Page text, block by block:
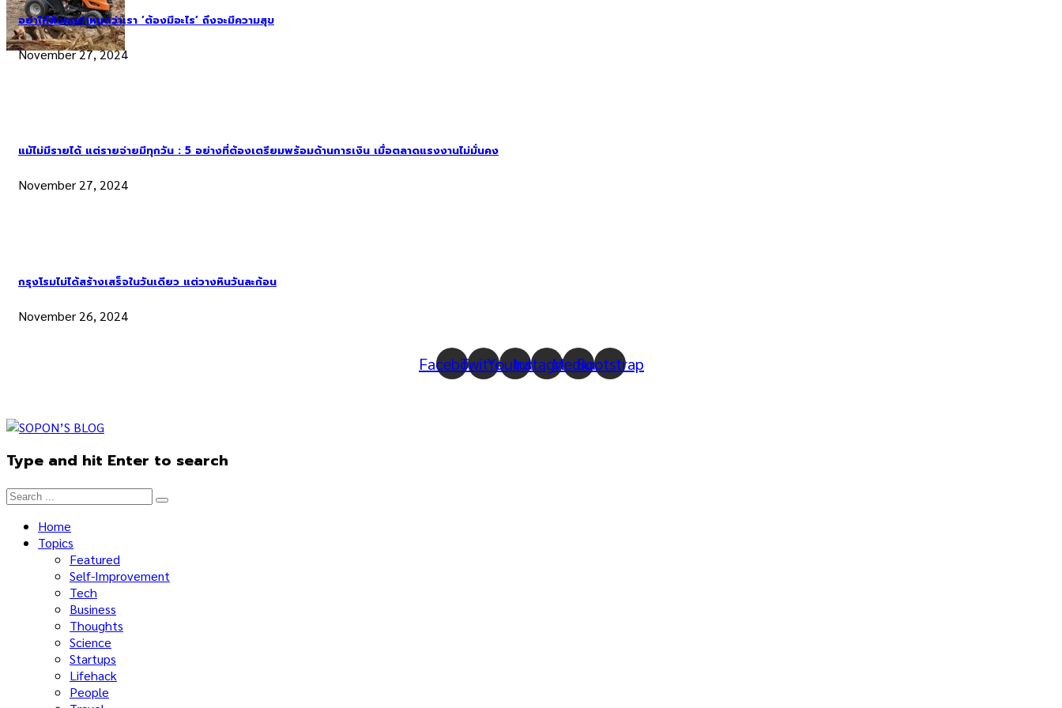
อย่าให้สังคมกำหนดว่าเรา ‘ต้องมีอะไร’ ถึงจะมีความสุข
November 27, 2024
แม้ไม่มีรายได้ แต่รายจ่ายมีทุกวัน : 5 อย่างที่ต้องเตรียมพร้อมด้านการเงิน เมื่อตลาดแรงงานไม่มั่นคง
November 27, 2024
กรุงโรมไม่ได้สร้างเสร็จในวันเดียว แต่วางหินวันละก้อน
November 26, 2024
FacebookTwitterYoutubeInstagram
Medium
Bootstrap
Type and hit Enter to search
Home
Topics
Featured
Self-Improvement
Tech
Business
Thoughts
Science
Startups
Lifehack
People